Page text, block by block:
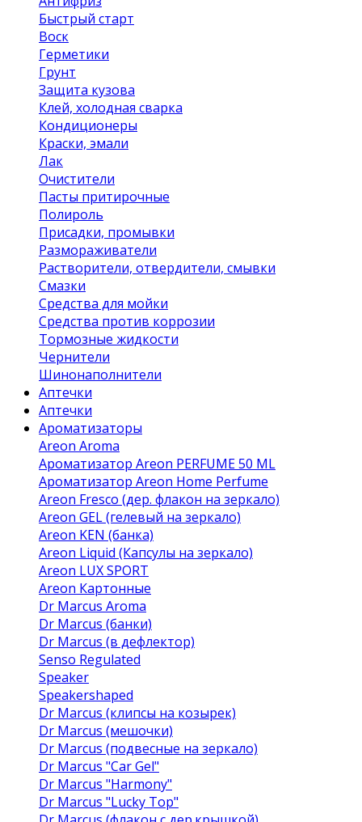
Быстрый старт
Воск
Герметики
Грунт
Защита кузова
Клей, холодная сварка
Кондиционеры
Краски, эмали
Лак
Очистители
Пасты притирочные
Полироль
Присадки, промывки
Размораживатели
Растворители, отвердители, смывки
Смазки
Средства для мойки
Средства против коррозии
Тормозные жидкости
Чернители
Шинонаполнители
Аптечки
Аптечки
Ароматизаторы
Areon Aroma
Ароматизатор Areon PERFUME 50 ML
Ароматизатор Areon Home Perfume
Areon Fresco (дер. флакон на зеркало)
Areon GEL (гелевый на зеркало)
Areon KEN (банка)
Areon Liquid (Капсулы на зеркало)
Areon LUX SPORT
Areon Картонные
Dr Marcus Aroma
Dr Marcus (банки)
Dr Marcus (в дефлектор)
Senso Regulated
Speaker
Speakershaped
Dr Marcus (клипсы на козырек)
Dr Marcus (мешочки)
Dr Marcus (подвесные на зеркало)
Dr Marcus "Car Gel"
Dr Marcus "Harmony"
Dr Marcus "Lucky Top"